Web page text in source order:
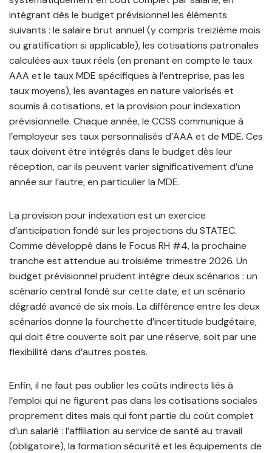
intégrant dès le budget prévisionnel les éléments
suivants : le salaire brut annuel (y compris treizième mois
ou gratification si applicable), les cotisations patronales
calculées aux taux réels (en prenant en compte le taux
AAA et le taux MDE spécifiques à l’entreprise, pas les
taux moyens), les avantages en nature valorisés et
soumis à cotisations, et la provision pour indexation
prévisionnelle. Chaque année, le CCSS communique à
l’employeur ses taux personnalisés d’AAA et de MDE. Ces
taux doivent être intégrés dans le budget dès leur
réception, car ils peuvent varier significativement d’une
année sur l’autre, en particulier la MDE.
La provision pour indexation est un exercice
d’anticipation fondé sur les projections du STATEC.
Comme développé dans le Focus RH #4, la prochaine
tranche est attendue au troisième trimestre 2026. Un
budget prévisionnel prudent intègre deux scénarios : un
scénario central fondé sur cette date, et un scénario
dégradé avancé de six mois. La différence entre les deux
scénarios donne la fourchette d’incertitude budgétaire,
qui doit être couverte soit par une réserve, soit par une
flexibilité dans d’autres postes.
Enfin, il ne faut pas oublier les coûts indirects liés à
l’emploi qui ne figurent pas dans les cotisations sociales
proprement dites mais qui font partie du coût complet
d’un salarié : l’affiliation au service de santé au travail
(obligatoire), la formation sécurité et les équipements de